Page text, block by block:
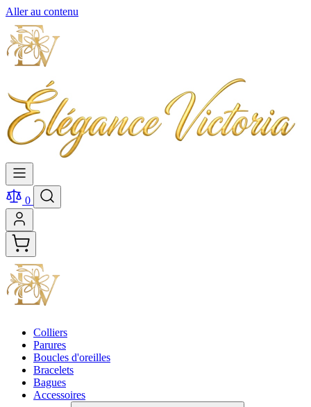
Aller au contenu
0
Colliers
Parures
Boucles d'oreilles
Bracelets
Bagues
Accessoires